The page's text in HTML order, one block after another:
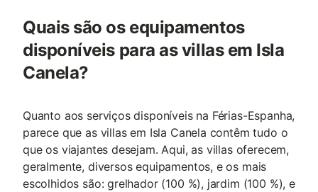
Quais são os equipamentos
disponíveis para as villas em Isla
Canela?
Quanto aos serviços disponíveis na Férias-Espanha,
parece que as villas em Isla Canela contêm tudo o
que os viajantes desejam. Aqui, as villas oferecem,
geralmente, diversos equipamentos, e os mais
escolhidos são: grelhador (100 %), jardim (100 %), e